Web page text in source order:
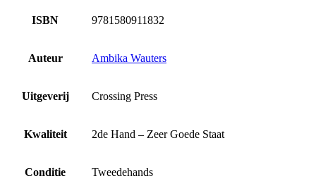
ISBN 9781580911832
Auteur Ambika Wauters
Uitgeverij Crossing Press
Kwaliteit 2de Hand – Zeer Goede Staat
Conditie Tweedehands